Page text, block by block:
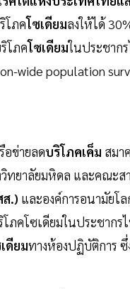
โภคโซเดียมลงให้ได้
โภคโซเดียมในประชาก
wide population
อข่ายลดบริโภคเค็ม สมา
ทยาลัยมหิดล และคณะส
.) และองค์การอนามัยโ
คโซเดียมในประชากร
ดียมทางห้องปฏิบัติการ